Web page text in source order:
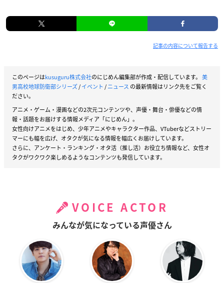
記事の内容について報告する
このページはkusuguru株式会社のにじめん編集部が作成・配信しています。 美
男高校地球防衛部シリーズ/イベント /ニュース の最新情報はリンク先をご覧く
ださい。
アニメ・ゲーム・漫画などの2次元コンテンツや、声優・舞台・俳優などの情
報・話題をお届けする情報メディア「にじめん」。
女性向けアニメをはじめ、少年アニメやキャラクター作品、VTuberなどストリー
マーにも幅を広げ、オタクが気になる情報を幅広くお届けしています。
さらに、アンケート・ランキング・オタ活（推し活）お役立ち情報など、女性オ
タクがワクワク楽しめるようなコンテンツも発信しています。
VOICE ACTOR
みんなが気になっている声優さん